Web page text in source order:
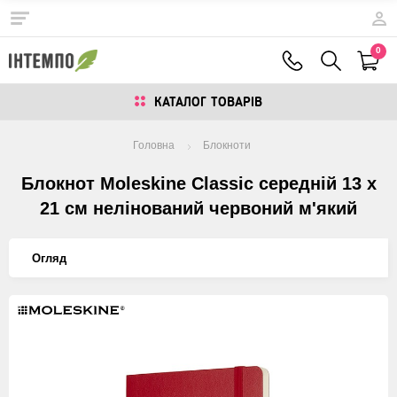
0
КАТАЛОГ ТОВАРIВ
Головна Блокноти
Блокнот Moleskine Classic середній 13 x
21 см нелінований червоний м'який
Огляд
Изображения